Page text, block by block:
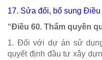
17. Sửa đổi, bổ sung Điều
“Điều 60. Thẩm quyền
1. Đối với dự án sử
quyết định đầu tư xây